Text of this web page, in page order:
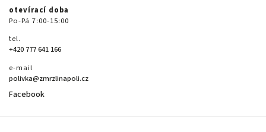
otevírací doba
Po-Pá 7:00-15:00
tel.
+420 777 641 166
e-mail
polivka@zmrzlinapoli.cz
Facebook